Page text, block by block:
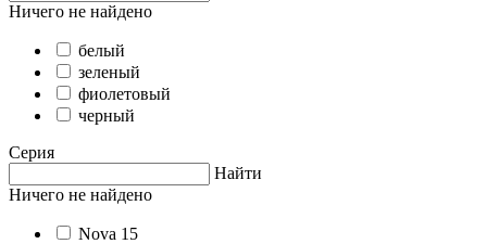
Ничего не найдено
белый
зеленый
фиолетовый
черный
Серия
Найти
Ничего не найдено
Nova 15